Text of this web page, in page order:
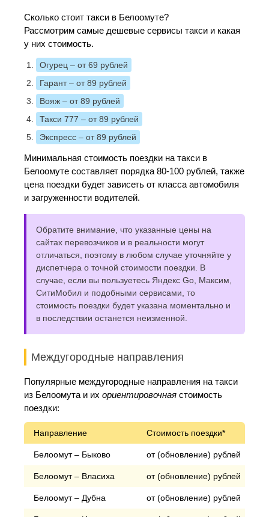
Сколько стоит такси в Белоомуте?
Рассмотрим самые дешевые сервисы такси и какая
у них стоимость.
Огурец – от 69 рублей
Гарант– от 89 рублей
Вояж – от 89 рублей
Такси 777 – от 89 рублей
Экспресс – от 89 рублей
Минимальная стоимость поездки на такси в
Белоомуте составляет порядка 80-100 рублей, также
цена поездки будет зависеть от класса автомобиля
и загруженности водителей.
Обратите внимание, что указанные цены на
сайтах перевозчиков и в реальности могут
отличаться, поэтому в любом случае уточняйте у
диспетчера о точной стоимости поездки. В
случае, если вы пользуетесь Яндекс Go, Максим,
СитиМобил и подобными сервисами, то
стоимость поездки будет указана моментально и
в последствии останется неизменной.
Междугородные направления
Популярные междугородные направления на такси
из Белоомута и их ориентировочная стоимость
поездки:
Направление Стоимость поездки*
Белоомут – Быково от (обновление) рублей
Белоомут – Власиха от (обновление) рублей
Белоомут – Дубна от (обновление) рублей